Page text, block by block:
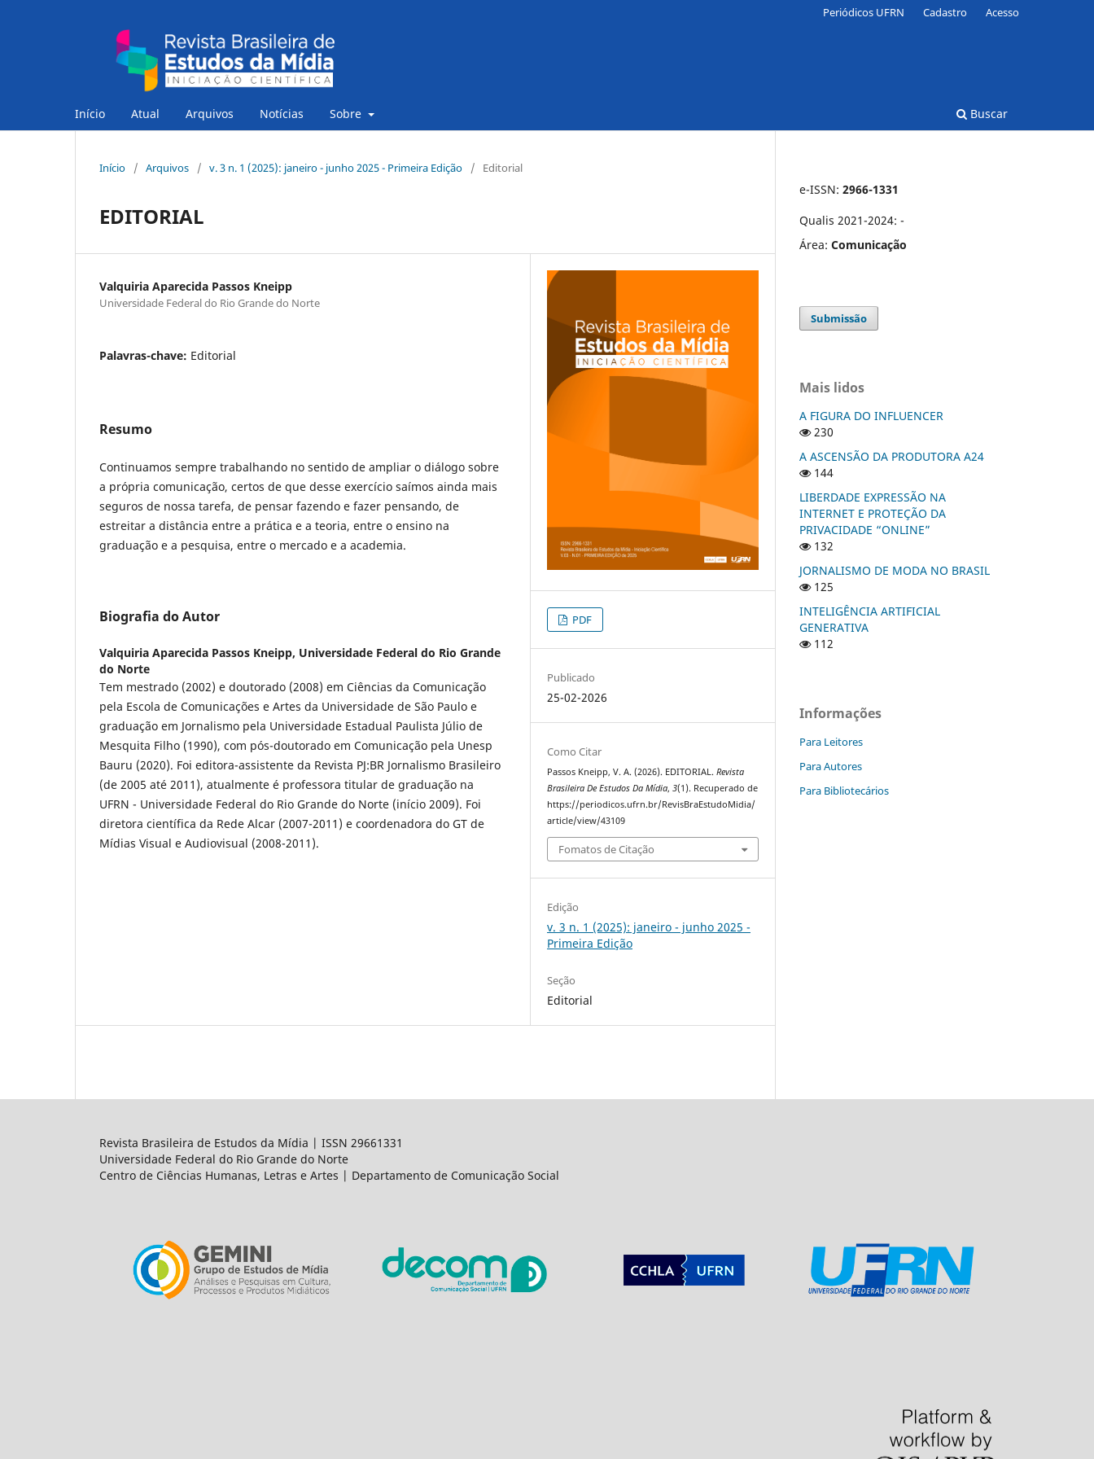
Início Atual Arquivos Notícias Sobre Buscar
Periódicos UFRN Cadastro Acesso
Início / Arquivos / v. 3 n. 1 (2025): janeiro - junho 2025 - Primeira Edição / Editorial
EDITORIAL
Valquiria Aparecida Passos Kneipp
Universidade Federal do Rio Grande do Norte
Palavras-chave: Editorial
Resumo
Continuamos sempre trabalhando no sentido de ampliar o diálogo sobre
a própria comunicação, certos de que desse exercício saímos ainda mais
seguros de nossa tarefa, de pensar fazendo e fazer pensando, de
estreitar a distância entre a prática e a teoria, entre o ensino na
graduação e a pesquisa, entre o mercado e a academia.
Biografia do Autor
Valquiria Aparecida Passos Kneipp, Universidade Federal do Rio Grande
do Norte
Tem mestrado (2002) e doutorado (2008) em Ciências da Comunicação
pela Escola de Comunicações e Artes da Universidade de São Paulo e
graduação em Jornalismo pela Universidade Estadual Paulista Júlio de
Mesquita Filho (1990), com pós-doutorado em Comunicação pela Unesp
Bauru (2020). Foi editora-assistente da Revista PJ:BR Jornalismo Brasileiro
(de 2005 até 2011), atualmente é professora titular de graduação na
UFRN - Universidade Federal do Rio Grande do Norte (início 2009). Foi
diretora científica da Rede Alcar (2007-2011) e coordenadora do GT de
Mídias Visual e Audiovisual (2008-2011).
PDF
Publicado
25-02-2026
Como Citar
Passos Kneipp, V. A. (2026). EDITORIAL.Revista
Brasileira De Estudos Da Mídia,3(1). Recuperado de
https://periodicos.ufrn.br/RevisBraEstudoMidia/
article/view/43109
Fomatos de Citação
Edição
v. 3 n. 1 (2025): janeiro - junho 2025 -
Primeira Edição
Seção
Editorial
e-ISSN: 2966-1331
Qualis 2021-2024: -
Área: Comunicação
Submissão
Mais lidos
A FIGURA DO INFLUENCER
230
A ASCENSÃO DA PRODUTORA A24
144
LIBERDADE EXPRESSÃO NA
INTERNET E PROTEÇÃO DA
PRIVACIDADE “ONLINE”
132
JORNALISMO DE MODA NO BRASIL
125
INTELIGÊNCIA ARTIFICIAL
GENERATIVA
112
Informações
Para Leitores
Para Autores
Para Bibliotecários
Revista Brasileira de Estudos da Mídia | ISSN 29661331
Universidade Federal do Rio Grande do Norte
Centro de Ciências Humanas, Letras e Artes | Departamento de Comunicação Social